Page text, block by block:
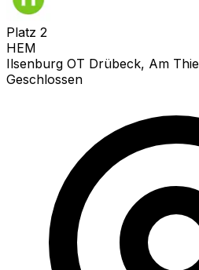
Platz 2
HEM
Ilsenburg OT Drübeck, Am
Geschlossen